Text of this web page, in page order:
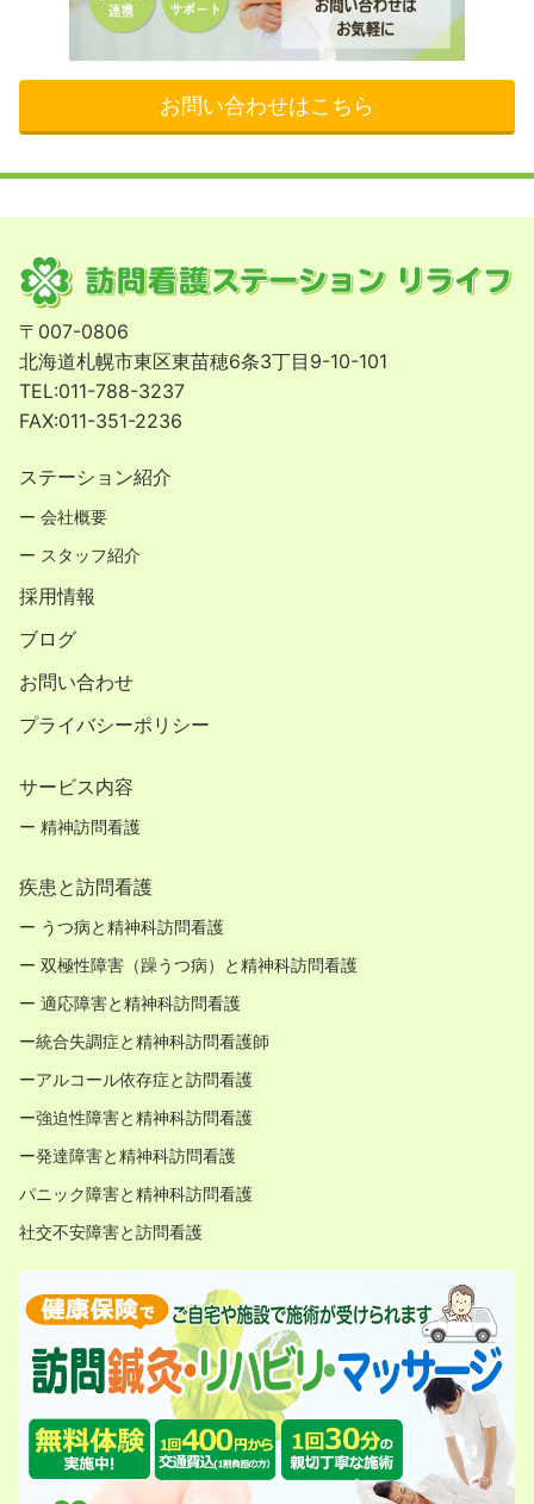
お問い合わせはこちら
〒007-0806
北海道札幌市東区東苗穂6条3丁目9-10-101
TEL:011-788-3237
FAX:011-351-2236
ステーション紹介
ー 会社概要
ー スタッフ紹介
採用情報
ブログ
お問い合わせ
プライバシーポリシー
サービス内容
ー 精神訪問看護
疾患と訪問看護
ー うつ病と精神科訪問看護
ー 双極性障害（躁うつ病）と精神科訪問看護
ー 適応障害と精神科訪問看護
ー統合失調症と精神科訪問看護師
ーアルコール依存症と訪問看護
ー強迫性障害と精神科訪問看護
ー発達障害と精神科訪問看護
パニック障害と精神科訪問看護
社交不安障害と訪問看護